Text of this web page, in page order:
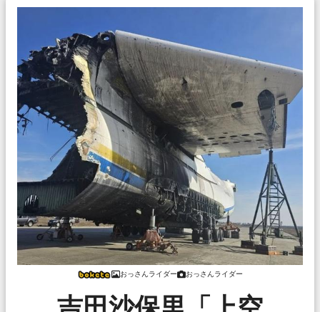
おっさんライダー おっさんライダー